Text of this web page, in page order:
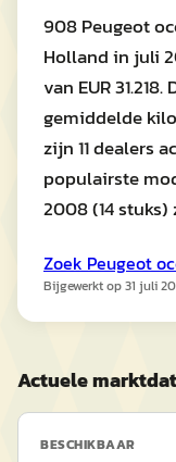
908 Peugeot
Holland in juli
van EUR
gemiddelde
zijn 11 dealers
populairste
2008 (14 stuks)
Zoek Peugeot
Bijgewerkt op31 juli
Actuele
BESCHIKBAAR